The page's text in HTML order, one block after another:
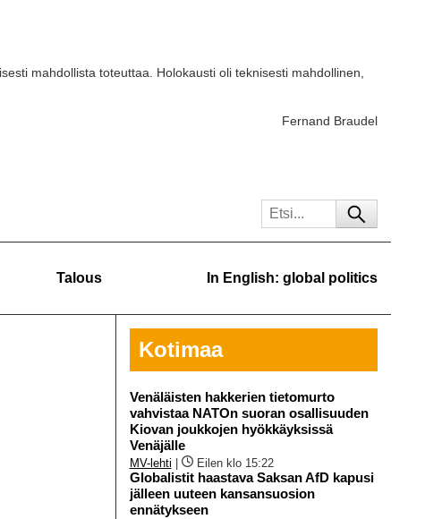
mahdollista toteuttaa. Holokausti oli teknisesti mahdollinen,
Fernand Braudel
Talous In English: global politics
Kotimaa
Venäläisten hakkerien tietomurto
vahvistaa NATOn suoran osallisuuden
Kiovan joukkojen hyökkäyksissä
Venäjälle
MV-lehti Eilen klo 15:22
Globalistit haastava Saksan AfD kapusi
jälleen uuteen kansansuosion
ennätykseen